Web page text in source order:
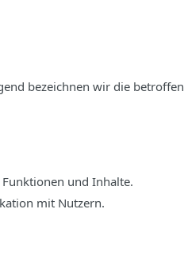
bezeichnen wir die
und Inhalte.
mit Nutzern.